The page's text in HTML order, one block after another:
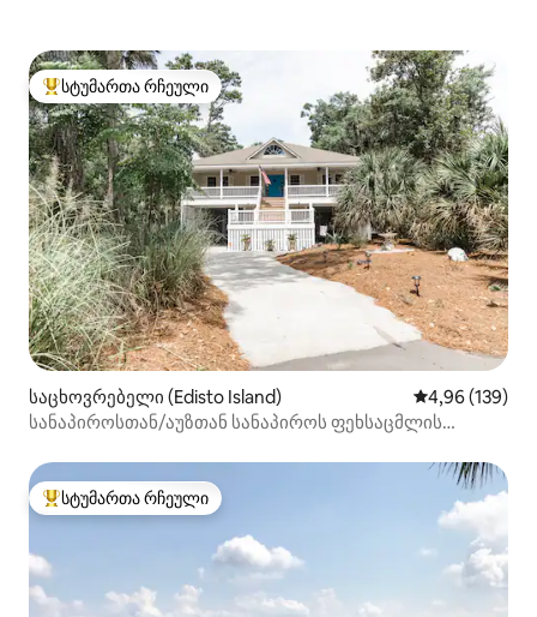
სტუმართა რჩეული მოწინავე ვარიანტი
სტუმართა რჩეული
საცხოვრებელი (Edisto Island) საშუალო
4,96 (139)
სანაპიროსთან/აუზთან სანაპიროს ფეხსაცმლის
სტუმართა რჩეული მოწინავე ვარიანტი
სტუმართა რჩეული